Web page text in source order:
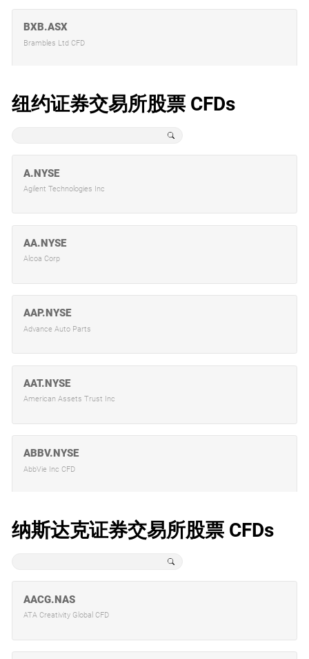
BXB.ASX
Brambles Ltd CFD
CBA.ASX
Commonwealth Bank of Australia CFD
CSL.ASX
FMG.ASX
Fortescue Metals Group CFD
IAG.ASX
MQG.ASX
NAB.ASX
QBE.ASX
QBE Insurance Group CFD
Rio Tinto (AUD) CFD
纽约证券交易所股票 CFDs
A.NYSE
Agilent Technologies Inc
AA.NYSE
Alcoa Corp
AAP.NYSE
Advance Auto Parts
AAT.NYSE
American Assets Trust Inc
ABBV.NYSE
AbbVie Inc CFD
ABC.NYSE
AmerisourceBergen Corp
ABEV.NYSE
纳斯达克证券交易所股票 CFDs
AACG.NAS
ATA Creativity Global CFD